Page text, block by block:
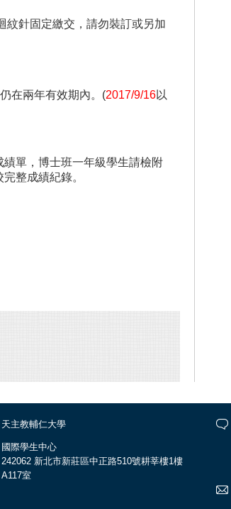
針固定繳交，請勿裝訂或另加
在兩年有效期內。(2017/9/16以
單，博士班一年級學生請檢附
整成績紀錄。
天主教輔仁大學
國際學生中心
242062 新北市新莊區中正路510號耕莘樓1樓
A117室